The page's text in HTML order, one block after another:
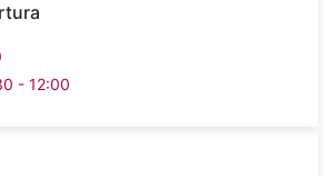
- 12:00